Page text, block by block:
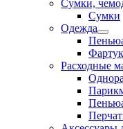
Сумки,
Сумки
Одежда
Расходные